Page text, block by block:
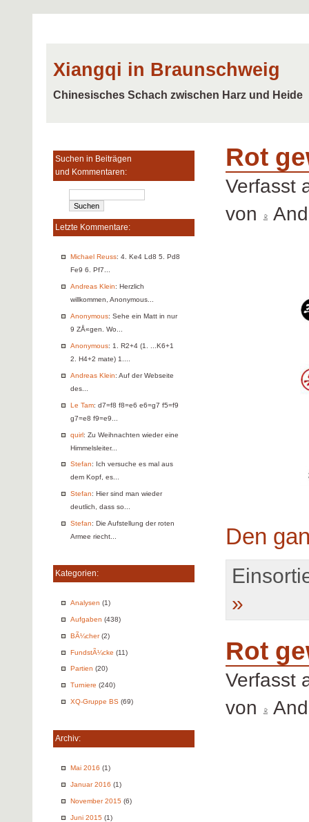
Xiangqi in Braunschweig
Chinesisches Schach zwischen Harz und Heide
Suchen in Beiträgen
und Kommentaren:
Letzte Kommentare:
Michael Reuss: 4. Ke4 Ld8 5. Pd8
Fe9 6. Pf7...
Andreas Klein: Herzlich
willkommen, Anonymous...
Anonymous: Sehe ein Matt in nur
9 ZÅ«gen. Wo...
Anonymous: 1. R2+4 (1. ...K6+1
2. H4+2 mate) 1....
Andreas Klein: Auf der Webseite
des...
Le Tam: d7=f8 f8=e6 e6=g7 f5=f9
g7=e8 f9=e9...
quirl: Zu Weihnachten wieder eine
Himmelsleiter...
Stefan: Ich versuche es mal aus
dem Kopf, es...
Stefan: Hier sind man wieder
deutlich, dass so...
Stefan: Die Aufstellung der roten
Armee riecht...
Kategorien:
Analysen (1)
Aufgaben (438)
BÃ¼cher(2)
FundstÃ¼cke (11)
Partien (20)
Turniere (240)
XQ-Gruppe BS (69)
Archiv:
Mai 2016 (1)
Januar 2016 (1)
November 2015 (6)
Juni 2015 (1)
Rot
Verfasst
von
Den
»
Rot
Verfasst
von